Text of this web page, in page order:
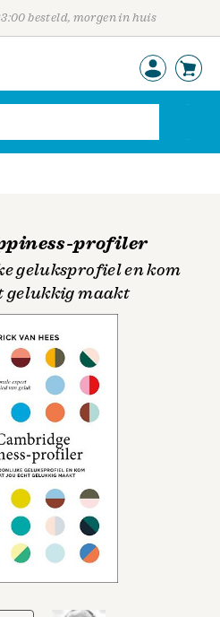
besteld, morgen in huis
profiler
geluksprofiel en kom
gelukkig maakt